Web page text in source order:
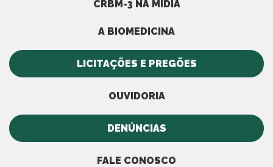
CRBM-3 NA MÍDIA
A BIOMEDICINA
LICITAÇÕES E PREGÕES
OUVIDORIA
DENÚNCIAS
FALE CONOSCO